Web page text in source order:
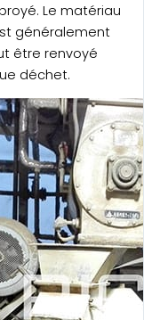
Le matériau
généralement
être renvoyé
déchet.